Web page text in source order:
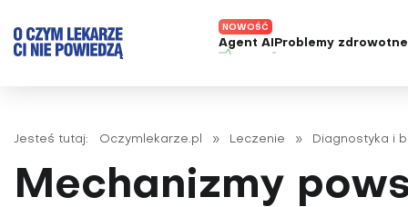
Agent AI Problemy zdrowotne
Alergie
Autyzm Prawa
Jesteś tutaj: Oczymlekarze.pl » Leczenie » Diagnostyka i
Mechanizmy